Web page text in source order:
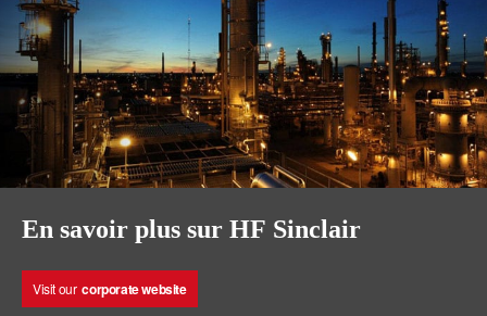
En savoir plus sur HF Sinclair
Visit our corporate website